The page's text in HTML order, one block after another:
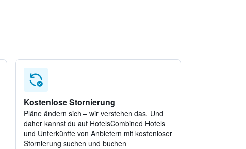
Kostenlose Stornierung
Pläne ändern sich – wir verstehen das. Und
daher kannst du auf HotelsCombined Hotels
und Unterkünfte von Anbietern mit kostenloser
Stornierung suchen und buchen